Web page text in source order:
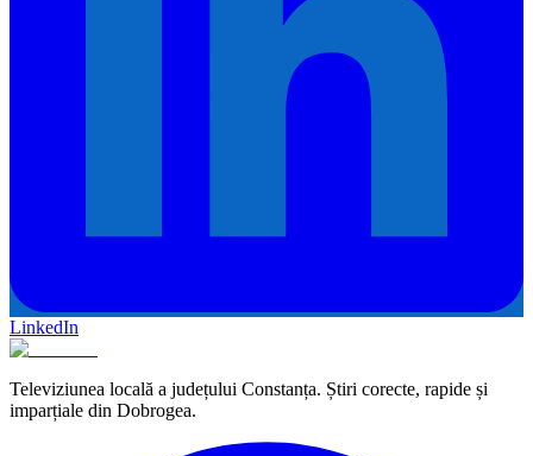
LinkedIn
Televiziunea locală a județului Constanța. Știri corecte, rapide și
imparțiale din Dobrogea.